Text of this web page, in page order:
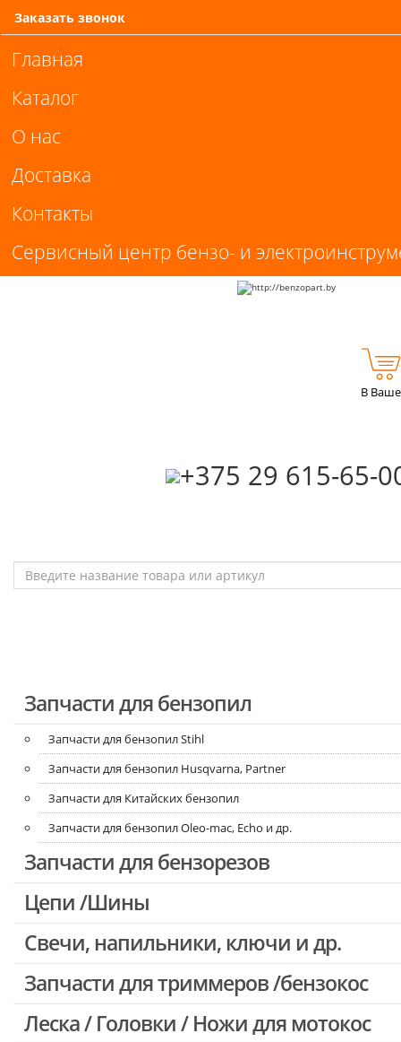
Заказать звонок
Главная
Каталог
О нас
Доставка
Контакты
Сервисный центр бензо- и
‎+375 29 615-65-
В
Запчасти для бензопил
Запчасти для бензопил Stihl
Запчасти для бензопил Husqvarna, Partner
Запчасти для Китайских бензопил
Запчасти для бензопил Oleo-mac, Echo и др.
Запчасти для бензорезов
Цепи /Шины
Свечи, напильники, ключи и др.
Запчасти для триммеров /бензокос
Запчасти для Китайских триммеров
Леска / Головки / Ножи для мотокос